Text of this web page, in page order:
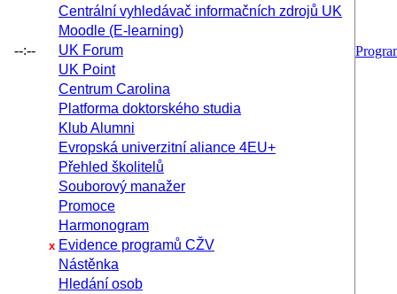
--:--
Centrální vyhledávač informačních zdrojů UK
Moodle (E-learning)
UK Forum
UK Point
Centrum Carolina
Platforma doktorského studia
Klub Alumni
Evropská univerzitní aliance 4EU+
Přehled školitelů
Souborový manažer
Promoce
Harmonogram
x Evidence programů CŽV
Nástěnka
Hledání osob